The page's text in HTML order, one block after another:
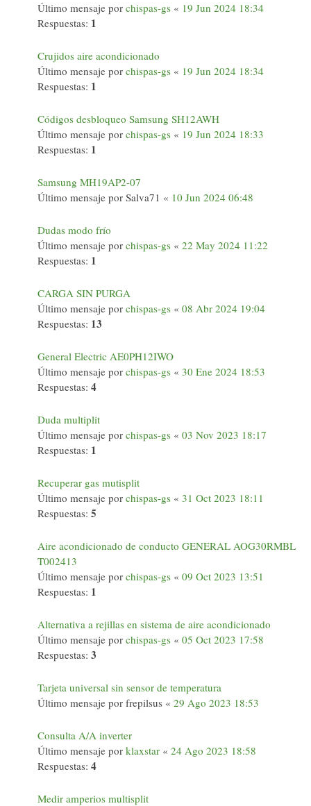
Último mensaje por chispas-gs « 19 Jun 2024 18:34
Respuestas: 1
Crujidos aire acondicionado
Último mensaje por chispas-gs « 19 Jun 2024 18:34
Respuestas: 1
Códigos desbloqueo Samsung SH12AWH
Último mensaje por chispas-gs « 19 Jun 2024 18:33
Respuestas: 1
Samsung MH19AP2-07
Último mensaje por Salva71 « 10 Jun 2024 06:48
Dudas modo frío
Último mensaje por chispas-gs « 22 May 2024 11:22
Respuestas: 1
CARGA SIN PURGA
Último mensaje por chispas-gs « 08 Abr 2024 19:04
Respuestas: 13
General Electric AE0PH12IWO
Último mensaje por chispas-gs « 30 Ene 2024 18:53
Respuestas: 4
Duda multiplit
Último mensaje por chispas-gs « 03 Nov 2023 18:17
Respuestas: 1
Recuperar gas mutisplit
Último mensaje por chispas-gs « 31 Oct 2023 18:11
Respuestas: 5
Aire acondicionado de conducto GENERAL AOG30RMBL
T002413
Último mensaje por chispas-gs « 09 Oct 2023 13:51
Respuestas: 1
Alternativa a rejillas en sistema de aire acondicionado
Último mensaje por chispas-gs « 05 Oct 2023 17:58
Respuestas: 3
Tarjeta universal sin sensor de temperatura
Último mensaje por frepilsus « 29 Ago 2023 18:53
Consulta A/A inverter
Último mensaje por klaxstar « 24 Ago 2023 18:58
Respuestas: 4
Medir amperios multisplit